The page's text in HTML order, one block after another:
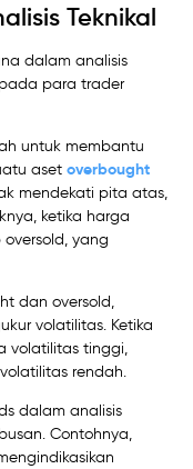
Teknikal
dalam analisis
para trader
untuk membantu
aset overbought
mendekati pita atas,
ketika harga
yang
dan oversold,
volatilitas. Ketika
volatilitas tinggi,
rendah.
dalam analisis
Contohnya,